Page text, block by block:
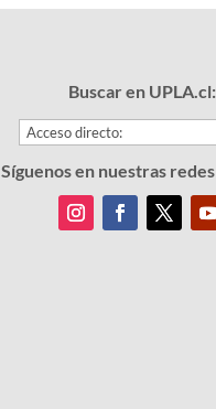
Buscar en UPLA.cl:
Síguenos en nuestras